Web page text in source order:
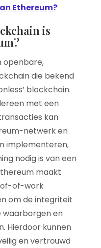
Ethereum?
is
openbare,
die bekend
blockchain.
met een
kan
netwerk en
implementeren,
nodig is van een
maakt
of-work
om de integriteit
waarborgen en
Hierdoor kunnen
en vertrouwd